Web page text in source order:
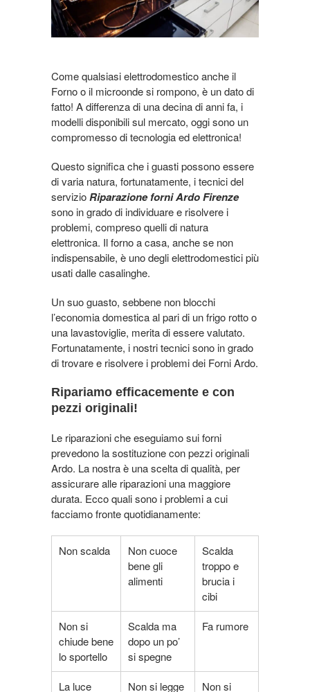
Come qualsiasi elettrodomestico anche il
Forno o il microonde si rompono, è un dato di
fatto! A differenza di una decina di anni fa, i
modelli disponibili sul mercato, oggi sono un
compromesso di tecnologia ed elettronica!
Questo significa che i guasti possono essere
di varia natura, fortunatamente, i tecnici del
servizioRiparazione forni Ardo Firenze
sono in grado di individuare e risolvere i
problemi, compreso quelli di natura
elettronica. Il forno a casa, anche se non
indispensabile, è uno degli elettrodomestici più
usati dalle casalinghe.
Un suo guasto, sebbene non blocchi
l’economia domestica al pari di un frigo rotto o
una lavastoviglie, merita di essere valutato.
Fortunatamente, i nostri tecnici sono in grado
di trovare e risolvere i problemi dei Forni Ardo.
Ripariamo efficacemente e con
pezzi originali!
Le riparazioni che eseguiamo sui forni
prevedono la sostituzione con pezzi originali
Ardo. La nostra è una scelta di qualità, per
assicurare alle riparazioni una maggiore
durata. Ecco quali sono i problemi a cui
facciamo fronte quotidianamente:
Non scalda
Non cuoce
bene gli
alimenti
Scalda
troppo e
brucia i
cibi
Non si
chiude bene
lo sportello
Scalda ma
dopo un po’
si spegne
Fa rumore
La luce Non si legge Non si